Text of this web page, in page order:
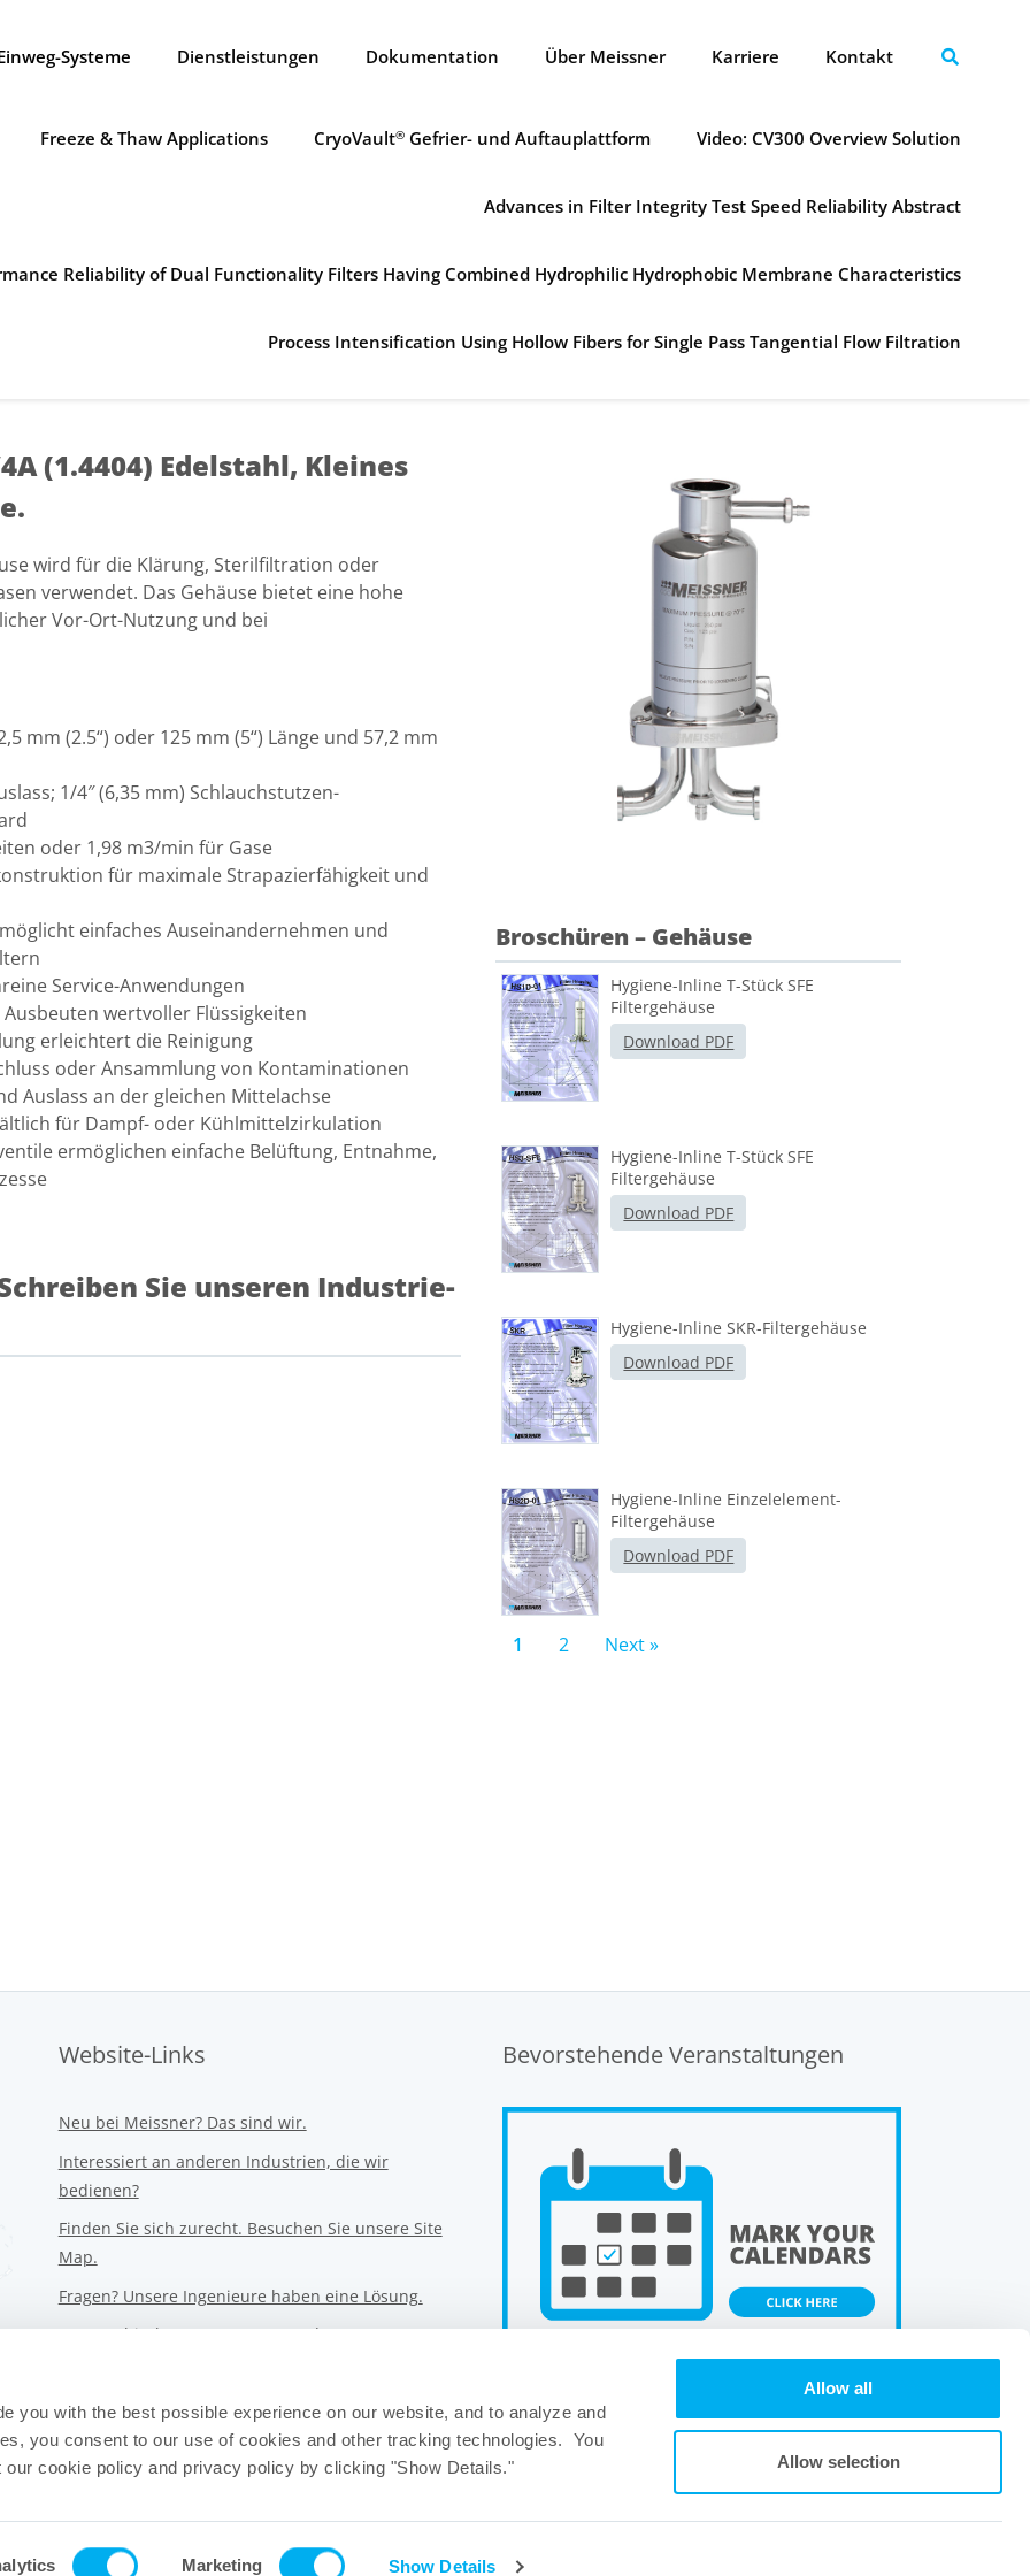
you with the best possible experience on our website, and to analyze and
you consent to our use of cookies and other tracking technologies. You
cookie policy and privacy policy by clicking "Show Details."
Marketing Show Details
Allow all
Allow selection
Systeme Dienstleistungen Dokumentation Über Meissner Karriere Kontakt
Freeze & Thaw Applications CryoVault® Gefrier- und Auftauplattform Video: CV300 Overview Solution
Advances in Filter Integrity Test Speed Reliability Abstract
Reliability of Dual Functionality Filters Having Combined Hydrophilic Hydrophobic Membrane Characteristics
Process Intensification Using Hollow Fibers for Single Pass Tangential Flow Filtration
(1.4404) Edelstahl, Kleines
wird für die Klärung, Sterilfiltration oder
verwendet. Das Gehäuse bietet eine hohe
Vor-Ort-Nutzung und bei
mm (2.5“) oder 125 mm (5“) Länge und 57,2 mm
1/4″ (6,35 mm) Schlauchstutzen-
oder 1,98 m3/min für Gase
für maximale Strapazierfähigkeit und
einfaches Auseinandernehmen und
Service-Anwendungen
wertvoller Flüssigkeiten
erleichtert die Reinigung
oder Ansammlung von Kontaminationen
Auslass an der gleichen Mittelachse
für Dampf- oder Kühlmittelzirkulation
ermöglichen einfache Belüftung, Entnahme,
Sie unseren Industrie-
Broschüren – Gehäuse
Hygiene-Inline T-Stück SFE
Filtergehäuse
Download PDF
Hygiene-Inline T-Stück SFE
Filtergehäuse
Download PDF
Hygiene-Inline SKR-Filtergehäuse
Download PDF
Hygiene-Inline Einzelelement-
Filtergehäuse
Download PDF
1 2 Next »
Website-Links
Neu bei Meissner? Das sind wir.
Interessiert an anderen Industrien, die wir
bedienen?
Finden Sie sich zurecht. Besuchen Sie unsere Site
Map.
Fragen? Unsere Ingenieure haben eine Lösung.
Unser ethisches Engagement und unser
Unsere Datenschutzerklärung.
Wir geben keine Informationen weiter.
Bevorstehende Veranstaltungen
All rights reserved, Meissner Corporation.
© 2007-2026 Meissner Filtration Products, Inc.